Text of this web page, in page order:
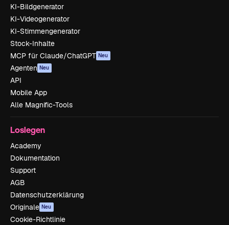
KI-Bildgenerator
KI-Videogenerator
KI-Stimmengenerator
Stock-Inhalte
MCP für Claude/ChatGPT Neu
Agenten Neu
API
Mobile App
Alle Magnific-Tools
Loslegen
Academy
Dokumentation
Support
AGB
Datenschutzerklärung
Originale Neu
Cookie-Richtlinie